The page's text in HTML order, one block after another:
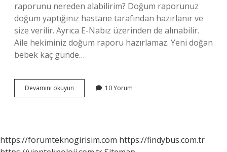
raporunu nereden alabilirim? Doğum raporunuz
doğum yaptığınız hastane tarafından hazırlanır ve
size verilir. Ayrıca E-Nabız üzerinden de alınabilir.
Aile hekiminiz doğum raporu hazırlamaz. Yeni doğan
bebek kaç günde…
Devamını okuyun Yenidoğan
Doğum
10 Yorum
https://forumteknogirisim.com https://findybus.com.tr